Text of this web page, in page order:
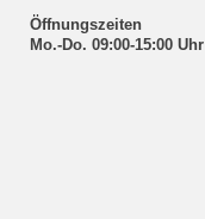
Öffnungszeiten
Mo.-Do. 09:00-15:00 Uhr